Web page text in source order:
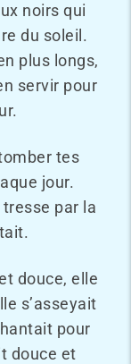
noirs qui
du soleil.
plus longs,
servir pour
tes
jour.
par la
douce, elle
s’asseyait
pour
douce et